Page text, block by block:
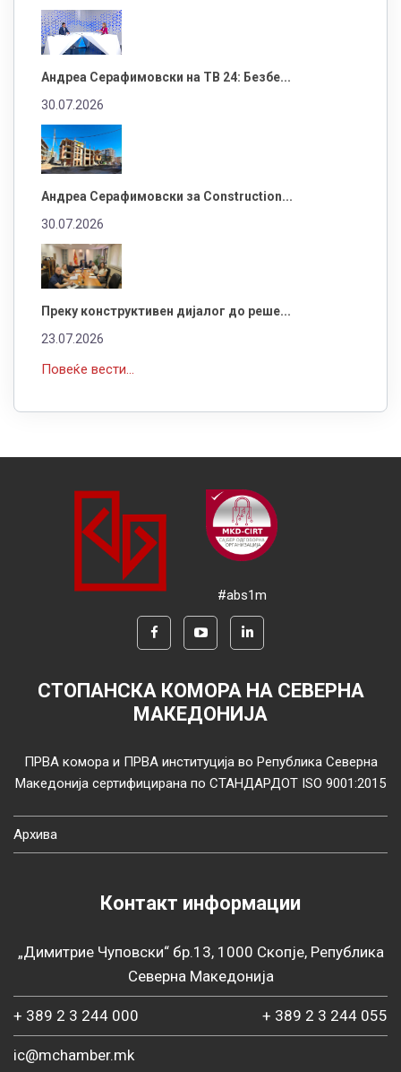
Андреа Серафимовски на ТВ 24: Безбе...
30.07.2026
Андреа Серафимовски за Construction...
30.07.2026
Преку конструктивен дијалог до реше...
23.07.2026
Повеќе вести...
#abs1m
СТОПАНСКА КОМОРА НА СЕВЕРНА
МАКЕДОНИЈА
ПРВА комора и ПРВА институција во Република Северна
Македонија сертифицирана по СТАНДАРДОТ ISO 9001:2015
Архива
Контакт информации
„Димитрие Чуповски“ бр.13, 1000 Скопје, Република
Северна Македонија
+ 389 2 3 244 000 + 389 2 3 244 055
ic@mchamber.mk